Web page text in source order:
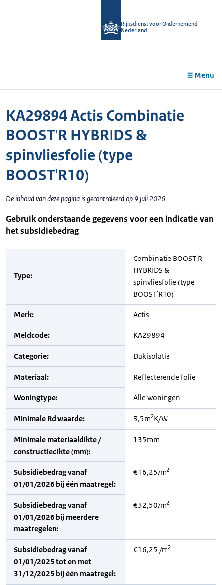
Rijksdienst voor Ondernemend
Nederland
Menu
KA29894 Actis Combinatie
BOOST'R HYBRIDS &
spinvliesfolie (type
BOOST'R10)
De inhoud van deze pagina is gecontroleerd op 9 juli 2026
Gebruik onderstaande gegevens voor een indicatie van
het subsidiebedrag
Type:
Combinatie BOOST'R
HYBRIDS &
spinvliesfolie (type
BOOST'R10)
Merk: Actis
Meldcode: KA29894
Categorie: Dakisolatie
Materiaal: Reflecterende folie
Woningtype: Alle woningen
Minimale Rd waarde: 3,5m2K/W
Minimale materiaaldikte /
constructiedikte (mm):
135mm
Subsidiebedrag vanaf
01/01/2026 bij één maatregel:
€16,25/m2
Subsidiebedrag vanaf
01/01/2026 bij meerdere
maatregelen:
€32,50/m2
Subsidiebedrag vanaf
01/01/2025 tot en met
31/12/2025 bij één maatregel:
€16,25 /m2